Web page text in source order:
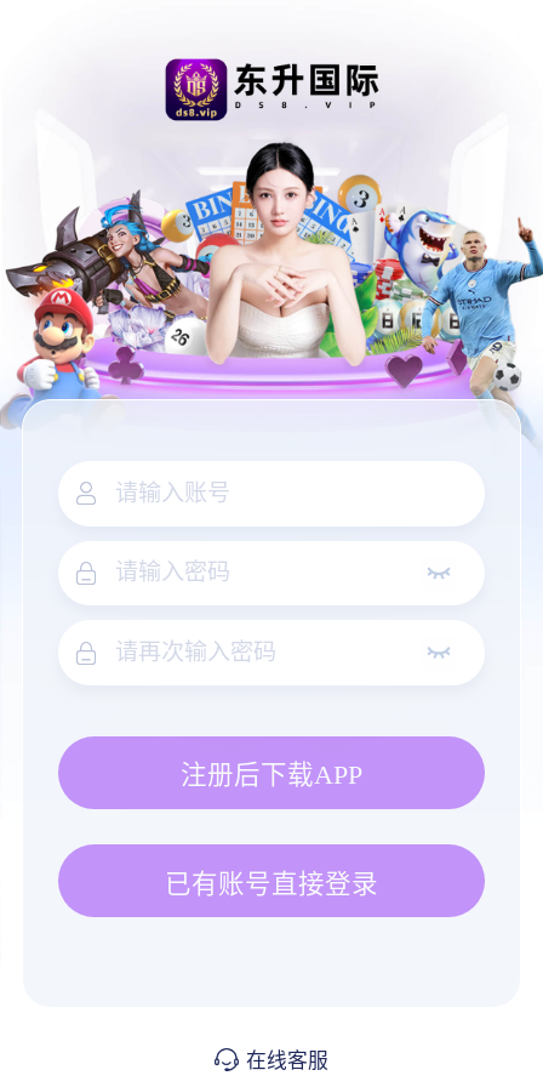
注册后下载APP
已有账号直接登录
在线客服